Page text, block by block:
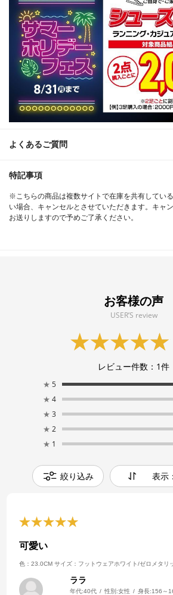
よくあるご質問
特記事項
※こちらの商品は複数サイトで在庫を共有してい
い場合、キャンセルとさせていただきます。キャ
お送りしますので予めご了承ください。
お客様の声
USER’S review
レビュー件数： 1件
★ 5
★ 4
★ 3
★ 2
★ 1
絞り込み 表示
可愛い
色：23.0CM サイズ：フットウェアホワイト/ゼロメタリ
ララ
年代:40代 性別:女性 身長:156～